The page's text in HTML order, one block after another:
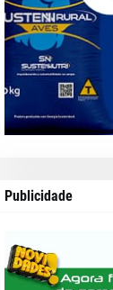
Publicidade